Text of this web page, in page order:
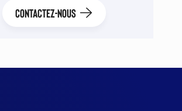
CONTACTEZ-NOUS